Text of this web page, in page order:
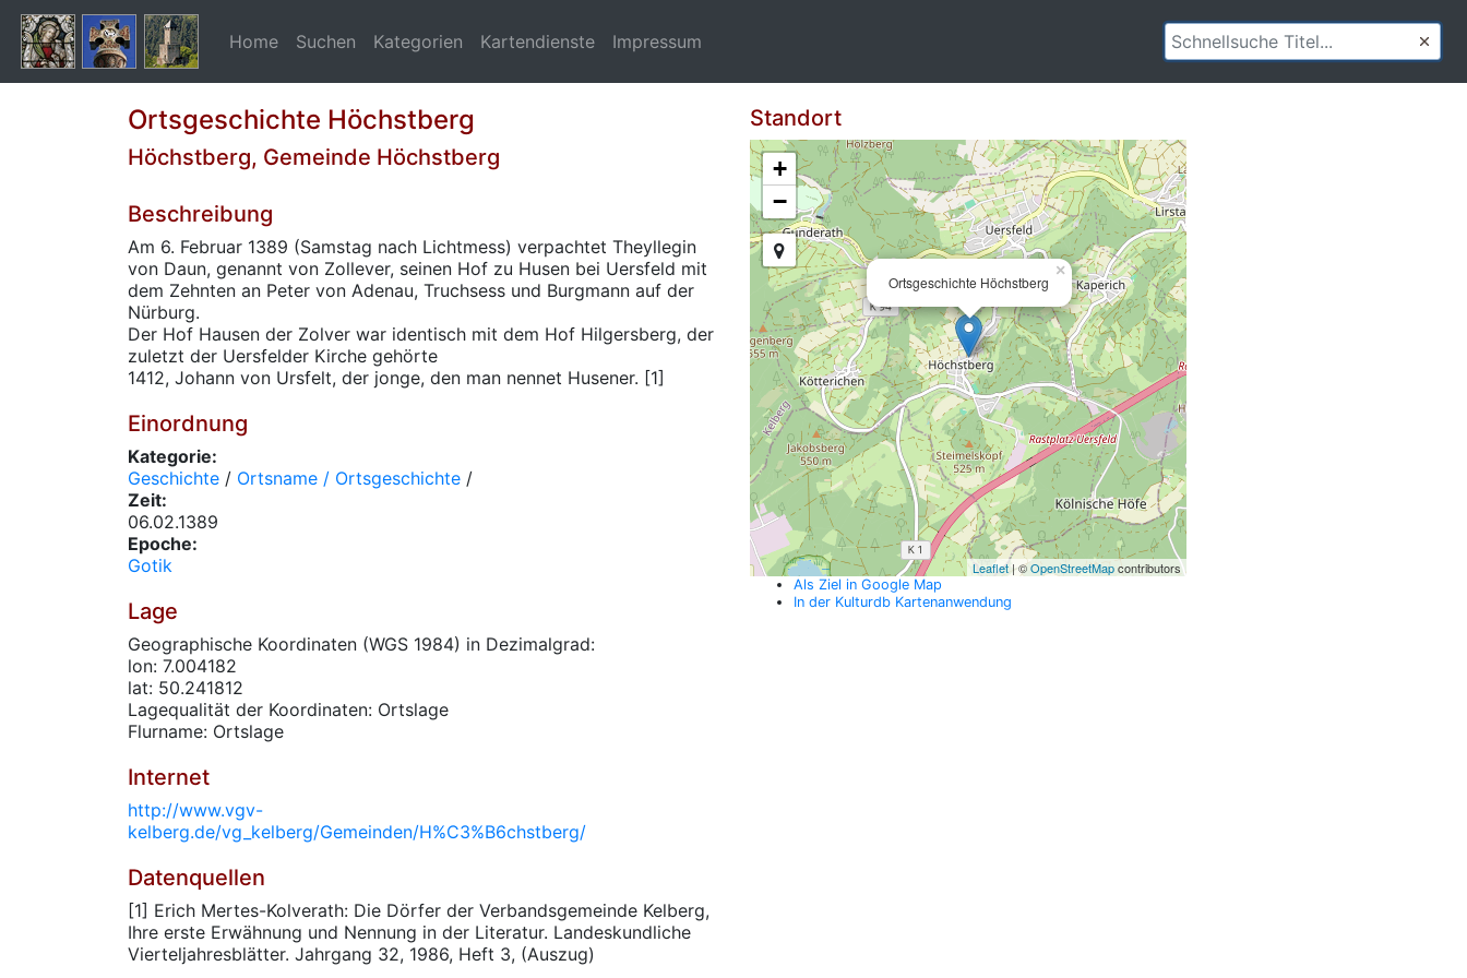
Home Suchen Kategorien Kartendienste Impressum
Ortsgeschichte Höchstberg
Höchstberg, Gemeinde Höchstberg
Beschreibung
Am 6. Februar 1389 (Samstag nach Lichtmess) verpachtet Theyllegin
von Daun, genannt von Zollever, seinen Hof zu Husen bei Uersfeld mit
dem Zehnten an Peter von Adenau, Truchsess und Burgmann auf der
Nürburg.
Der Hof Hausen der Zolver war identisch mit dem Hof Hilgersberg, der
zuletzt der Uersfelder Kirche gehörte
1412, Johann von Ursfelt, der jonge, den man nennet Husener. [1]
Einordnung
Kategorie:
Geschichte / Ortsname / Ortsgeschichte /
Zeit:
06.02.1389
Epoche:
Gotik
Lage
Geographische Koordinaten (WGS 1984) in Dezimalgrad:
lon: 7.004182
lat: 50.241812
Lagequalität der Koordinaten: Ortslage
Flurname: Ortslage
Internet
http://www.vgv-
kelberg.de/vg_kelberg/Gemeinden/H%C3%B6chstberg/
Datenquellen
[1] Erich Mertes-Kolverath: Die Dörfer der Verbandsgemeinde Kelberg,
Ihre erste Erwähnung und Nennung in der Literatur. Landeskundliche
Vierteljahresblätter. Jahrgang 32, 1986, Heft 3, (Auszug)
Standort
Ortsgeschichte Höchstberg
×
+
−
Leaflet| ©OpenStreetMapcontributors
Als Ziel in Google Map
In der Kulturdb Kartenanwendung